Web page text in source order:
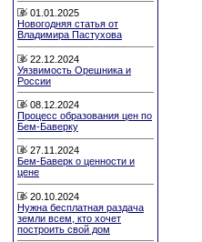
01.01.2025
Новогодняя статья от
Владимира Пастухова
22.12.2024
Уязвимость Орешника и
России
08.12.2024
Процесс образования цен по
Бем-Баверку
27.11.2024
Бем-Баверк о ценности и
цене
20.10.2024
Нужна бесплатная раздача
земли всем, кто хочет
построить свой дом